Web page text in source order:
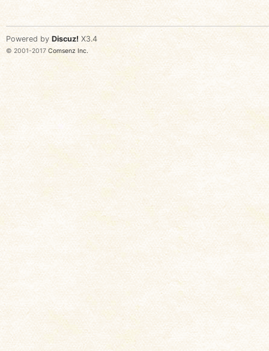
Powered by Discuz! X3.4
© 2001-2017 Comsenz Inc.